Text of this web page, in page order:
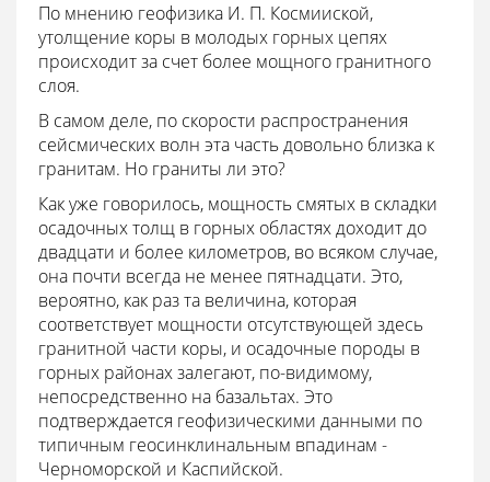
По мнению геофизика И. П. Космииской,
утолщение коры в молодых горных цепях
происходит за счет более мощного гранитного
слоя.
В самом деле, по скорости распространения
сейсмических волн эта часть довольно близка к
гранитам. Но граниты ли это?
Как уже говорилось, мощность смятых в складки
осадочных толщ в горных областях доходит до
двадцати и более километров, во всяком случае,
она почти всегда не менее пятнадцати. Это,
вероятно, как раз та величина, которая
соответствует мощности отсутствующей здесь
гранитной части коры, и осадочные породы в
горных районах залегают, по-видимому,
непосредственно на базальтах. Это
подтверждается геофизическими данными по
типичным геосинклинальным впадинам -
Черноморской и Каспийской.